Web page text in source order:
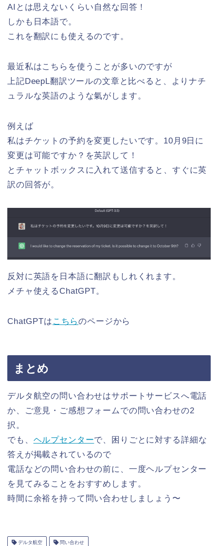
AIとは思えないくらい自然な回答！
しかも日本語で。
これを翻訳にも使えるのです。
最近私はこちらを使うことが多いのですが
上記DeepL翻訳ツールの文章と比べると、よりナチ
ュラルな英語のような氣がします。
例えば
私はチケットの予約を変更したいです。10月9日に
変更は可能ですか？を英訳して！
とチャットボックスに入れて送信すると、すぐに英
訳の回答が。
反対に英語を日本語に翻訳もしれくれます。
メチャ使えるChatGPT。
ChatGPTは こちらのページから
まとめ
デルタ航空の問い合わせはサポートサービスへ電話
か、ご意見・ご感想フォームでの問い合わせの2
択。
でも、 ヘルプセンターで、困りごとに対する詳細な
答えが掲載されているので
電話などの問い合わせの前に、一度ヘルプセンター
を見てみることをおすすめします。
時間に余裕を持って問い合わせしましょう〜
デルタ航空 問い合わせ